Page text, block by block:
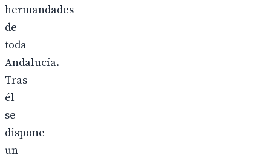
hermandades
de
toda
Andalucía.
Tras
él
se
dispone
un